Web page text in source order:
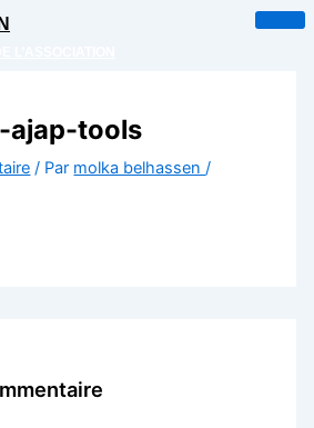
L’ASSOCIATION
ajap-tools
/ Par molka belhassen/